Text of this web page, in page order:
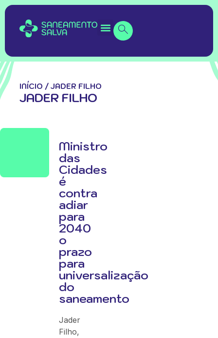
INÍCIO / JADER FILHO
JADER FILHO
Ministro
das
Cidades
é
contra
adiar
para
2040
o
prazo
para
universalização
do
saneamento
Jader
Filho,